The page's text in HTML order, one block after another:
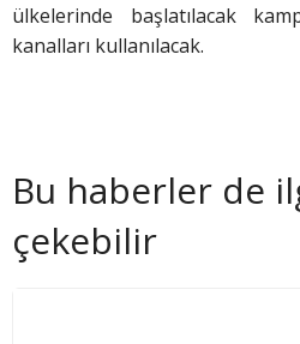
ülkelerinde başlatılacak
kanalları kullanılacak.
Bu haberler de
çekebilir